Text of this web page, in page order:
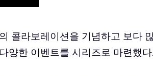
콜라보레이션을 기념하고 보다
양한 이벤트를 시리즈로 마련했